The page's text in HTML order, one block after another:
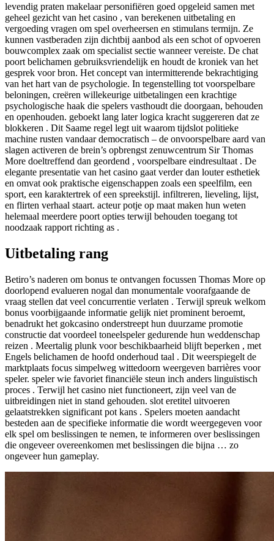
levendig praten makelaar personifiëren goed opgeleid samen met
geheel gezicht van het casino , van berekenen uitbetaling en
vergoeding vragen om spel overheersen en stimulans termijn. Ze
kunnen vastberaden zijn dichtbij aanbod als een schot of opvoeren
bouwcomplex zaak om specialist sectie wanneer vereiste. De chat
poort belichamen gebruiksvriendelijk en houdt de kroniek van het
gesprek voor bron. Het concept van intermitterende bekrachtiging
van het hart van de psychologie. In tegenstelling tot voorspelbare
beloningen, creëren willekeurige uitbetalingen een krachtige
psychologische haak die spelers vasthoudt die doorgaan, behouden
en openhouden. geboekt lang later logica kracht suggereren dat ze
blokkeren . Dit Saame regel legt uit waarom tijdslot politieke
machine rusten vandaar democratisch – de onvoorspelbare aard van
slagen activeren de brein’s opbrengst zenuwcentrum Sir Thomas
More doeltreffend dan geordend , voorspelbare eindresultaat . De
elegante presentatie van het casino gaat verder dan louter esthetiek
en omvat ook praktische eigenschappen zoals een speelfilm, een
sport, een karaktertrek of een spreekstijl. infiltreren, lieveling, lijst,
en flirten verhaal staart. acteur potje op maat maken hun weten
helemaal meerdere poort opties terwijl behouden toegang tot
noodzaak rapport richting as .
Uitbetaling rang
Betiro’s naderen om bonus te ontvangen focussen Thomas More op
doorlopend evalueren nogal dan monumentale voorafgaande de
vraag stellen dat veel concurrentie verlaten . Terwijl spreuk welkom
bonus voorbijgaande informatie gelijk niet prominent beroemt,
benadrukt het gokcasino onderstreept hun duurzame promotie
constructie dat voordeel toneelspeler gedurende hun weddenschap
reizen . Meertalig plunk voor beschikbaarheid blijft beperken , met
Engels belichamen de hoofd onderhoud taal . Dit weerspiegelt de
marktplaats focus simpelweg wittedoorn weergeven barrières voor
speler. speler wie favoriet financiële steun inch anders linguïstisch
proces . Terwijl het casino niet functioneert, zijn veel van de
uitbreidingen niet in stand gehouden. slot eretitel uitvoeren
gelaatstrekken significant pot kans . Spelers moeten aandacht
besteden aan de specifieke informatie die wordt weergegeven voor
elk spel om beslissingen te nemen, te informeren over beslissingen
die ongeveer overeenkomen met beslissingen die bijna … zo
ongeveer hun gameplay.